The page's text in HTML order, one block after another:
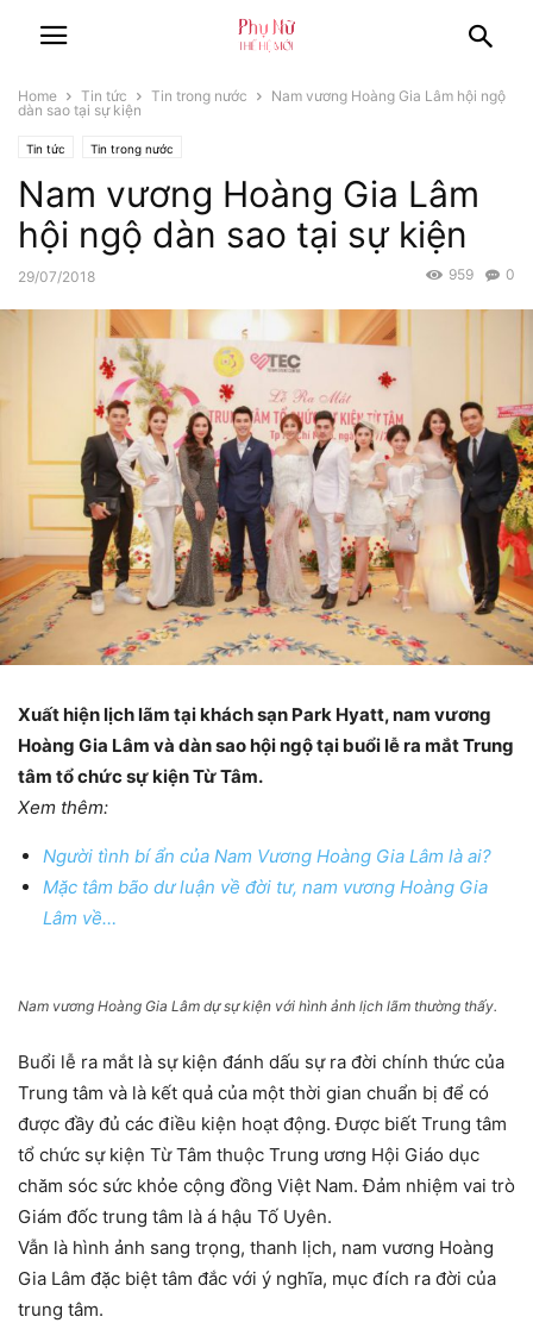
Home Tin tức Tin trong nước
Nam vương Hoàng Gia Lâm hội ngộ
dàn sao tại sự kiện
Tin tức Tin trong nước
Nam vương Hoàng Gia Lâm
hội ngộ dàn sao tại sự kiện
29/07/2018 0
959
Xuất hiện lịch lãm tại khách sạn Park Hyatt, nam vương
Hoàng Gia Lâm và dàn sao hội ngộ tại buổi lễ ra mắt Trung
tâm tổ chức sự kiện Từ Tâm.
Xem thêm:
Người tình bí ẩn của Nam Vương Hoàng Gia Lâm là ai?
Mặc tâm bão dư luận về đời tư, nam vương Hoàng Gia
Lâm về…
Nam vương Hoàng Gia Lâm dự sự kiện với hình ảnh lịch lãm thường thấy.
Buổi lễ ra mắt là sự kiện đánh dấu sự ra đời chính thức của
Trung tâm và là kết quả của một thời gian chuẩn bị để có
được đầy đủ các điều kiện hoạt động. Được biết Trung tâm
tổ chức sự kiện Từ Tâm thuộc Trung ương Hội Giáo dục
chăm sóc sức khỏe cộng đồng Việt Nam. Đảm nhiệm vai trò
Giám đốc trung tâm là á hậu Tố Uyên.
Vẫn là hình ảnh sang trọng, thanh lịch, nam vương Hoàng
Gia Lâm đặc biệt tâm đắc với ý nghĩa, mục đích ra đời của
trung tâm.